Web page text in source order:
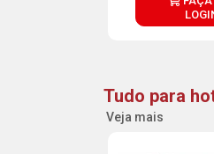
Tudo para
Veja mais